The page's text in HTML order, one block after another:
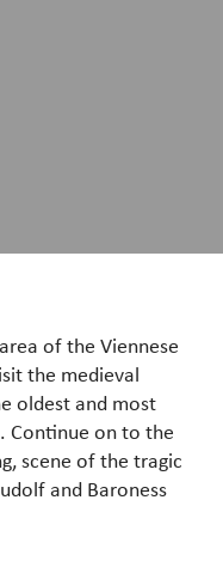
of the Viennese
the medieval
oldest and most
Continue on to the
scene of the tragic
and Baroness